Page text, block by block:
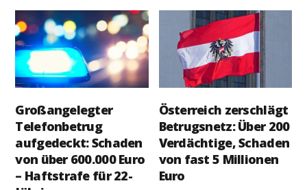
Großangelegter
Telefonbetrug
aufgedeckt: Schaden
von über 600.000 Euro
– Haftstrafe für 22-
Österreich zerschlägt
Betrugsnetz: Über 200
Verdächtige, Schaden
von fast 5 Millionen
Euro